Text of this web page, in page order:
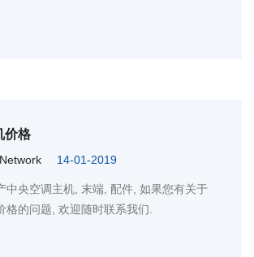
价格
14-01-2019
中央空调主机, 末端, 配件, 如果您有关于
格的问题, 欢迎随时联系我们.